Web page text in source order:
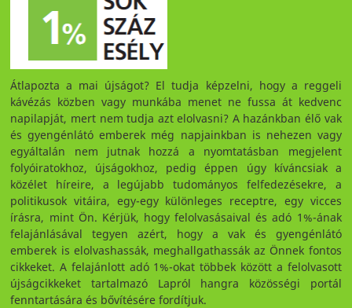
Átlapozta a mai újságot? El tudja képzelni, hogy a reggeli
kávézás közben vagy munkába menet ne fussa át kedvenc
napilapját, mert nem tudja azt elolvasni? A hazánkban élő vak
és gyengénlátó emberek még napjainkban is nehezen vagy
egyáltalán nem jutnak hozzá a nyomtatásban megjelent
folyóiratokhoz, újságokhoz, pedig éppen úgy kíváncsiak a
közélet híreire, a legújabb tudományos felfedezésekre, a
politikusok vitáira, egy-egy különleges receptre, egy vicces
írásra, mint Ön. Kérjük, hogy felolvasásaival és adó 1%-ának
felajánlásával tegyen azért, hogy a vak és gyengénlátó
emberek is elolvashassák, meghallgathassák az Önnek fontos
cikkeket. A felajánlott adó 1%-okat többek között a felolvasott
újságcikkeket tartalmazó Lapról hangra közösségi portál
fenntartására és bővítésére fordítjuk.